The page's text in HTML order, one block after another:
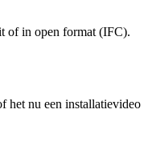
of in open format (IFC).
het nu een installatievideo